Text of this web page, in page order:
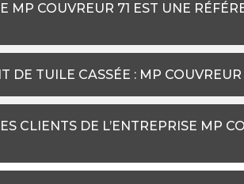
MP COUVREUR 71 EST UNE
DE TUILE CASSÉE : MP
CLIENTS DE L’ENTREPRISE MP